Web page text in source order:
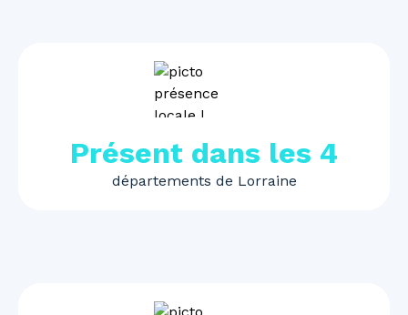
Présent dans les 4
départements de Lorraine